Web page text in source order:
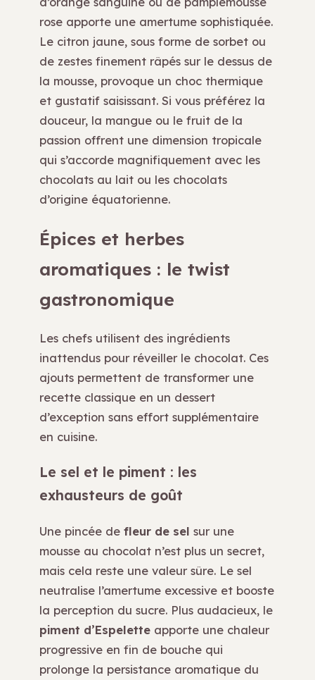
rose apporte une amertume sophistiquée.
Le citron jaune, sous forme de sorbet ou
de zestes finement râpés sur le dessus de
la mousse, provoque un choc thermique
et gustatif saisissant. Si vous préférez la
douceur, la mangue ou le fruit de la
passion offrent une dimension tropicale
qui s’accorde magnifiquement avec les
chocolats au lait ou les chocolats
d’origine équatorienne.
Épices et herbes
aromatiques : le twist
gastronomique
Les chefs utilisent des ingrédients
inattendus pour réveiller le chocolat. Ces
ajouts permettent de transformer une
recette classique en un dessert
d’exception sans effort supplémentaire
en cuisine.
Le sel et le piment : les
exhausteurs de goût
Une pincée de fleur de sel sur une
mousse au chocolat n’est plus un secret,
mais cela reste une valeur sûre. Le sel
neutralise l’amertume excessive et booste
la perception du sucre. Plus audacieux, le
piment d’Espelette apporte une chaleur
progressive en fin de bouche qui
prolonge la persistance aromatique du